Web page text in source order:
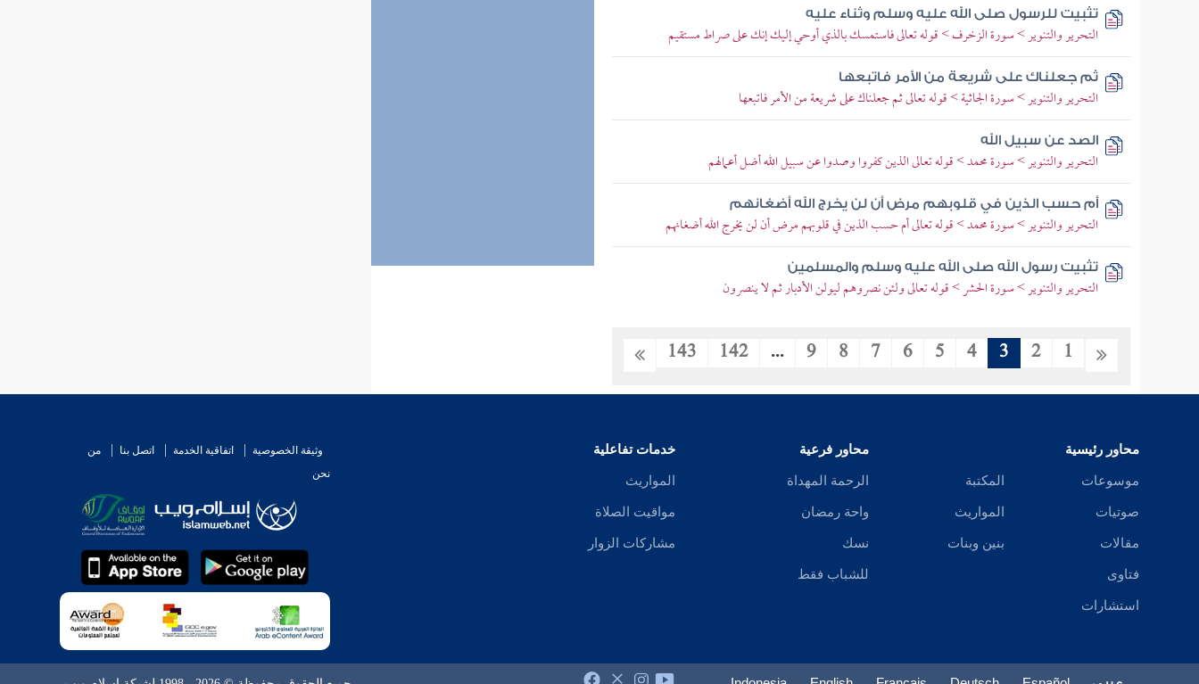
تثبيت للرسول صلى الله عليه وسلم وثناء عليه
التحرير والتنوير > سورة الزخرف > قوله تعالى فاستمسك بالذي أوحي إليك إنك على صراط مستقيم
ثم جعلناك على شريعة من الأمر فاتبعها
التحرير والتنوير > سورة الجاثية > قوله تعالى ثم جعلناك على شريعة من الأمر فاتبعها
الصد عن سبيل الله
التحرير والتنوير > سورة محمد > قوله تعالى الذين كفروا وصدوا عن سبيل الله أضل أعمالهم
أم حسب الذين في قلوبهم مرض أن لن يخرج الله أضغانهم
التحرير والتنوير > سورة محمد > قوله تعالى أم حسب الذين في قلوبهم مرض أن لن يخرج الله أضغانهم
تثبيت رسول الله صلى الله عليه وسلم والمسلمين
التحرير والتنوير > سورة الحشر > قوله تعالى ولئن نصروهم ليولن الأدبار ثم لا ينصرون
1
2
3
4
5
6
7
8
9
...
142
143
محاور رئيسية
موسوعات
صوتيات
مقالات
فتاوى
استشارات
المكتبة
المواريث
بنين وبنات
محاور فرعية
الرحمة المهداة
واحة رمضان
نسك
للشباب فقط
خدمات تفاعلية
المواريث
مواقيت الصلاة
مشاركات الزوار
وثيقة الخصوصية اتفاقية الخدمة اتصل بنا
من
نحن